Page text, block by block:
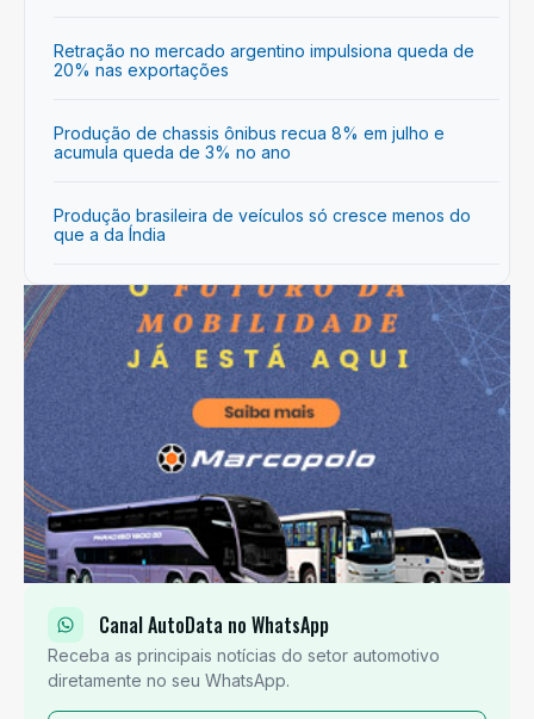
Retração no mercado argentino impulsiona queda de
20% nas exportações
Produção de chassis ônibus recua 8% em julho e
acumula queda de 3% no ano
Produção brasileira de veículos só cresce menos do
que a da Índia
Canal AutoData no WhatsApp
Receba as principais notícias do setor automotivo
diretamente no seu WhatsApp.